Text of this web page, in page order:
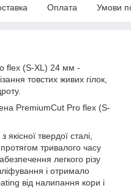
Оплата Умови
flex (S-XL) 24 мм -
товстих живих гілок,
PremiumCut Pro flex (S-
твердої сталі,
тривалого часу
легкого різу
і отримало
від налипання кори і